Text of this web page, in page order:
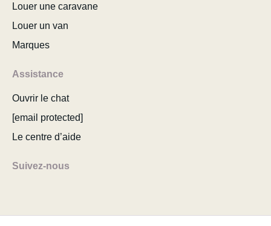
Louer une caravane
Louer un van
Marques
Assistance
Ouvrir le chat
[email protected]
Le centre d’aide
Suivez-nous